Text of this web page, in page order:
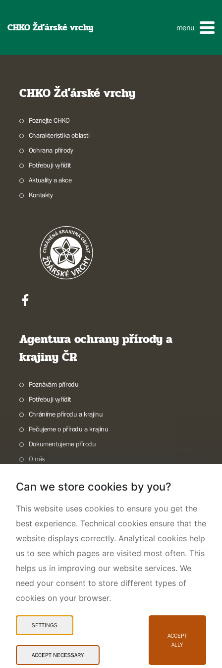
CHKO Žďárské vrchy menu
CHKO Žďárské vrchy
Poznejte CHKO
Charakteristika oblasti
Ochrana přírody
Potřebuji vyřídit
Aktuality a akce
Kontakty
Agentura ochrany přírody a
krajiny ČR
Poznávám přírodu
Potřebuji vyřídit
Chráníme přírodu a krajinu
Pečujeme o přírodu a krajinu
Dokumentujeme přírodu
O nás
Snadné čtení
© 2026 AOPK ČR
Can we store cookies by you?
This website uses cookies to ensure you get the
best experience. Technical cookies ensure that the
website displays correctly. Analytical cookies help
us to see which pages are visited most often. This
helps us in improving our website services. We
need your consent to store different types of
cookies on your browser.
SETTINGS
ACCEPT NECESSARY
ACCEPT
ALLY